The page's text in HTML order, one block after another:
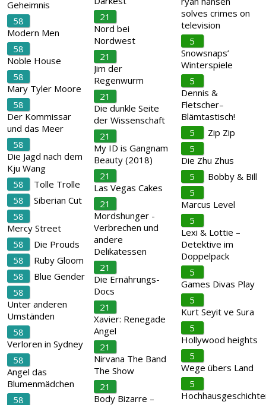
Geheimnis
58
Modern Men
58
Noble House
58
Mary Tyler Moore
58
Der Kommissar
und das Meer
58
Die Jagd nach dem
Kju Wang
58
Tolle Trolle
58
Siberian Cut
58
Mercy Street
58
Die Prouds
58
Ruby Gloom
58
Blue Gender
58
Unter anderen
Umständen
58
Verloren in Sydney
58
Angel das
Blumenmädchen
58
21
Nord bei
Nordwest
21
Jim der
Regenwurm
21
Die dunkle Seite
der Wissenschaft
21
My ID is Gangnam
Beauty (2018)
21
Las Vegas Cakes
21
Mordshunger -
Verbrechen und
andere
Delikatessen
21
Die Ernährungs-
Docs
21
Xavier: Renegade
Angel
21
Nirvana The Band
The Show
21
Body Bizarre –
solves crimes on
television
5
Snowsnaps’
Winterspiele
5
Dennis &
Fletscher–
Blämtastisch!
5
Zip Zip
5
Die Zhu Zhus
5
Bobby & Bill
5
Marcus Level
5
Lexi & Lottie –
Detektive im
Doppelpack
5
Games Divas Play
5
Kurt Seyit ve Sura
5
Hollywood heights
5
Wege übers Land
5